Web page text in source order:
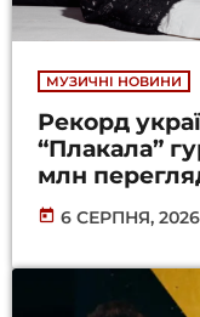
МУЗИЧНІ НОВИНИ
Рекорд
“Плакала”
млн
today 6 СЕРПНЯ, 2026